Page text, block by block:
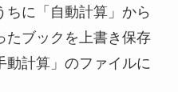
ちに「自動計算」から
たブックを上書き保存
動計算」のファイルに